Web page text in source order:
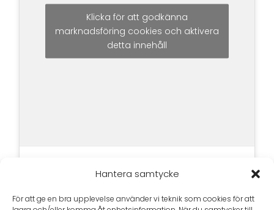
Hantera samtycke
För att ge en bra upplevelse använder vi teknik som cookies för att
Klicka för att godkänna
marknadsföring cookies och aktivera
detta innehåll